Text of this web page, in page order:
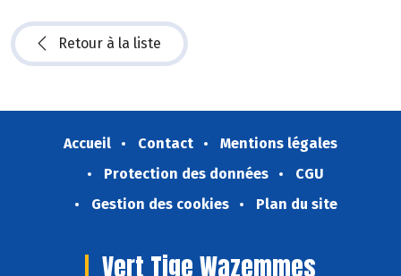
Retour à la liste
Accueil Contact
Mentions légales
Protection des données
CGU
Gestion des cookies
Plan du site
Vert Tige Wazemmes